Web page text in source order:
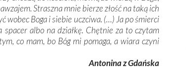
Straszna mnie bierze złość na taką ich
Boga i siebie uczciwa. (…) Ja po śmierci
albo na działkę. Chętnie za to czytam
co mam, bo Bóg mi pomaga, a wiara czyni
Antonina z Gdańska